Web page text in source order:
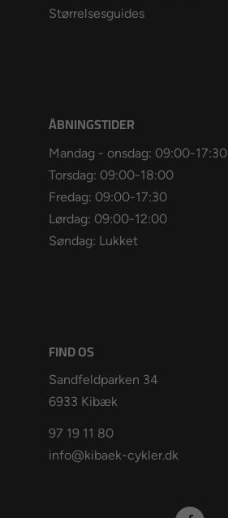
Størrelsesguides
ÅBNINGSTIDER
Mandag - onsdag: 09:00-17:30
Torsdag: 09:00-18:00
Fredag: 09:00-17:30
Lørdag: 09:00-12:00
Søndag: Lukket
FIND OS
Sandfeldparken 34
6933 Kibæk
97 19 11 80
info@kibaek-cykler.dk